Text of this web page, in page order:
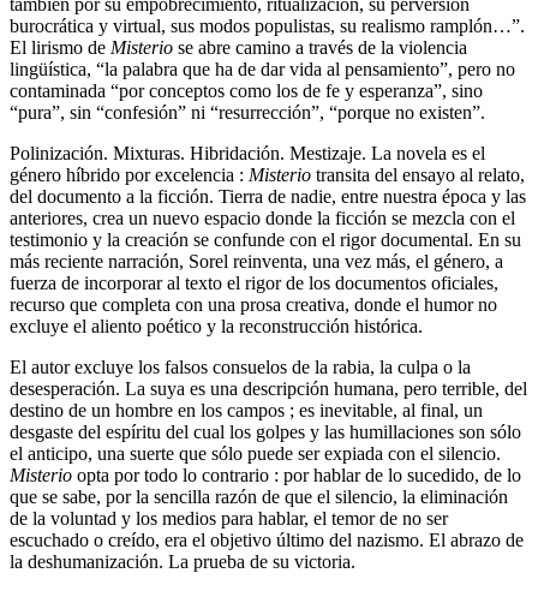
también por su empobrecimiento, ritualización, su perversión
burocrática y virtual, sus modos populistas, su realismo ramplón…”.
El lirismo de Misterio se abre camino a través de la violencia
lingüística, “la palabra que ha de dar vida al pensamiento”, pero no
contaminada “por conceptos como los de fe y esperanza”, sino
“pura”, sin “confesión” ni “resurrección”, “porque no existen”.
Polinización. Mixturas. Hibridación. Mestizaje. La novela es el
género híbrido por excelencia : Misterio transita del ensayo al relato,
del documento a la ficción. Tierra de nadie, entre nuestra época y las
anteriores, crea un nuevo espacio donde la ficción se mezcla con el
testimonio y la creación se confunde con el rigor documental. En su
más reciente narración, Sorel reinventa, una vez más, el género, a
fuerza de incorporar al texto el rigor de los documentos oficiales,
recurso que completa con una prosa creativa, donde el humor no
excluye el aliento poético y la reconstrucción histórica.
El autor excluye los falsos consuelos de la rabia, la culpa o la
desesperación. La suya es una descripción humana, pero terrible, del
destino de un hombre en los campos ; es inevitable, al final, un
desgaste del espíritu del cual los golpes y las humillaciones son sólo
el anticipo, una suerte que sólo puede ser expiada con el silencio.
Misterio opta por todo lo contrario : por hablar de lo sucedido, de lo
que se sabe, por la sencilla razón de que el silencio, la eliminación
de la voluntad y los medios para hablar, el temor de no ser
escuchado o creído, era el objetivo último del nazismo. El abrazo de
la deshumanización. La prueba de su victoria.